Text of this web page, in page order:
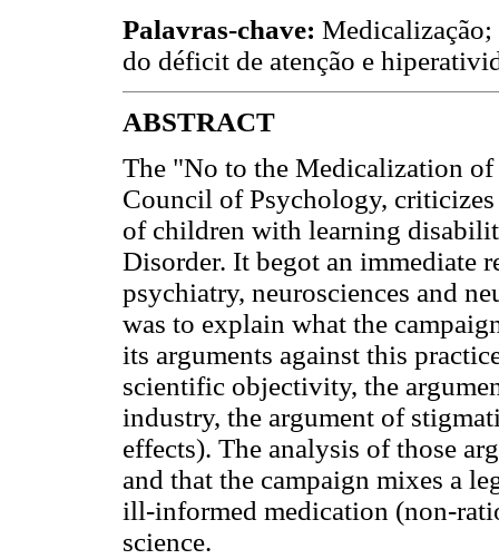
Palavras-chave: Medicalização;
do déficit de atenção e
ABSTRACT
The "No to the Medicalization
Council of Psychology,
of children with learning
Disorder. It begot an immediate
psychiatry, neurosciences and
was to explain what the
its arguments against this
scientific objectivity, the
industry, the argument of
effects). The analysis of those
and that the campaign mixes a
ill-informed medication (non-
science.